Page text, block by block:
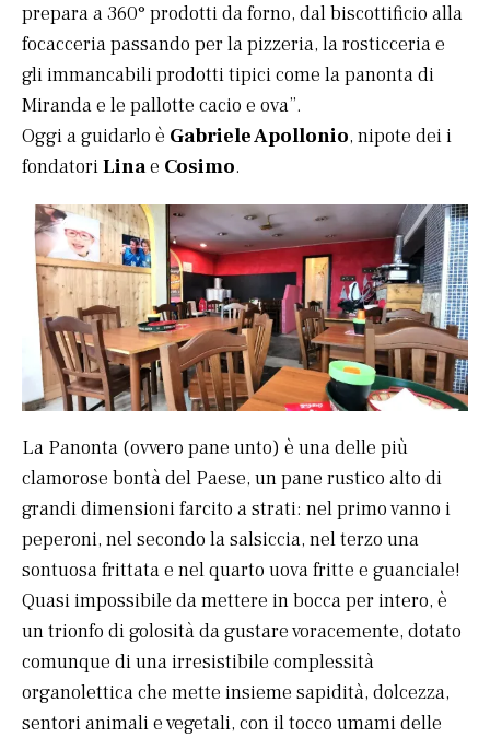
prepara a 360° prodotti da forno, dal biscottificio alla
focacceria passando per la pizzeria, la rosticceria e
gli immancabili prodotti tipici come la panonta di
Miranda e le pallotte cacio e ova”.
Oggi a guidarlo è Gabriele Apollonio, nipote dei i
fondatoriLinae Cosimo.
La Panonta (ovvero pane unto) è una delle più
clamorose bontà del Paese, un pane rustico alto di
grandi dimensioni farcito a strati: nel primo vanno i
peperoni, nel secondo la salsiccia, nel terzo una
sontuosa frittata e nel quarto uova fritte e guanciale!
Quasi impossibile da mettere in bocca per intero, è
un trionfo di golosità da gustare voracemente, dotato
comunque di una irresistibile complessità
organolettica che mette insieme sapidità, dolcezza,
sentori animali e vegetali, con il tocco umami delle